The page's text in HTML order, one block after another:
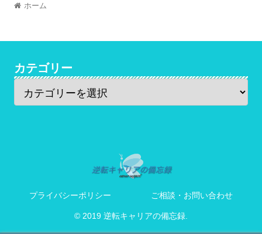
ホーム
カテゴリー
プライバシーポリシー ご相談・お問い合わせ
© 2019 逆転キャリアの備忘録.